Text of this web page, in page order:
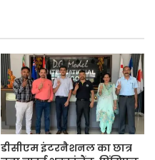
डीसीएम इंटरनैशनल का छात्र